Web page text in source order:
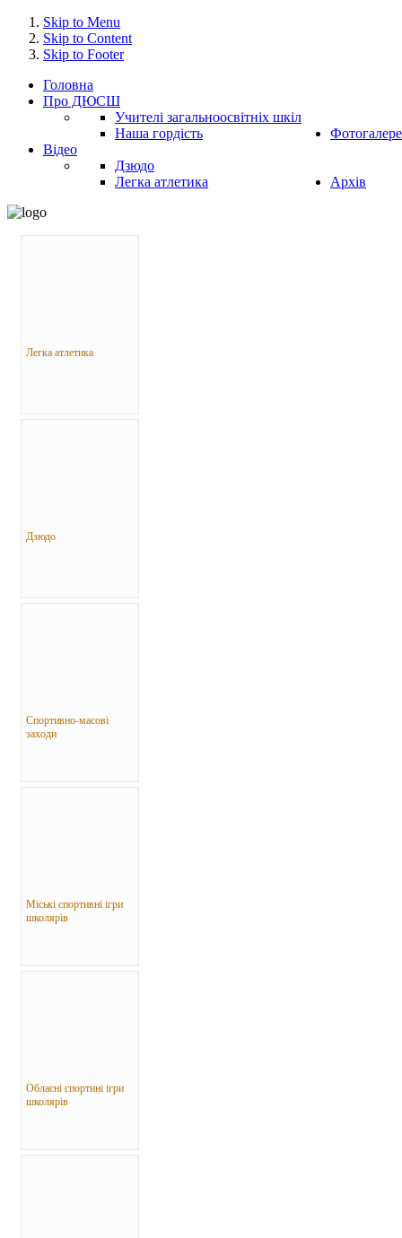
Skip to Menu
Skip to Content
Skip to Footer
Головна
Про ДЮСШ
Учителі загальноосвітніх шкіл
Наша гордість
Відео
Дзюдо
Легка атлетика
Архів
Легка атлетика
Дзюдо
Спортивно-масові
заходи
Міські спортивні ігри
школярів
Обласні спортині ігри
школярів